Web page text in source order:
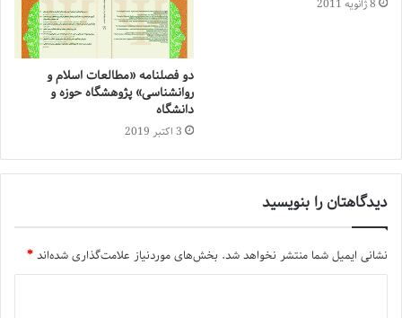
8 ژانویه 2011
دو فصلنامه «مطالعات اسلام و
روانشناسی» پژوهشگاه حوزه و
دانشگاه
3 اکتبر 2019
دیدگاهتان را بنویسید
نشانی ایمیل شما منتشر نخواهد شد. بخش‌های موردنیاز علامت‌گذاری شده‌اند*